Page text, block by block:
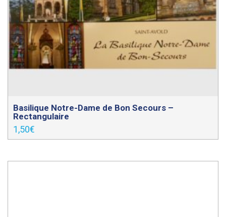
Basilique Notre-Dame de Bon Secours –
Rectangulaire
1,50€